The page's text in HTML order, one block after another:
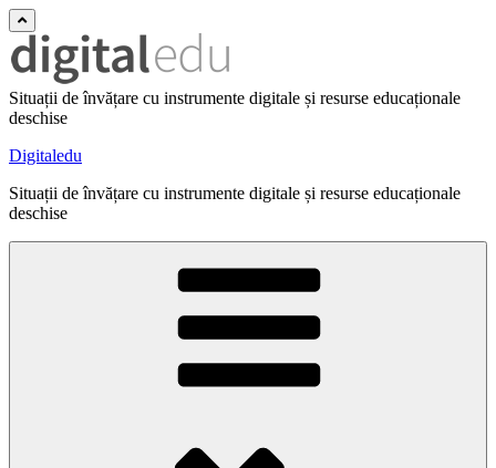
Situații de învățare cu instrumente digitale și resurse educaționale
deschise
Digitaledu
Situații de învățare cu instrumente digitale și resurse educaționale
deschise